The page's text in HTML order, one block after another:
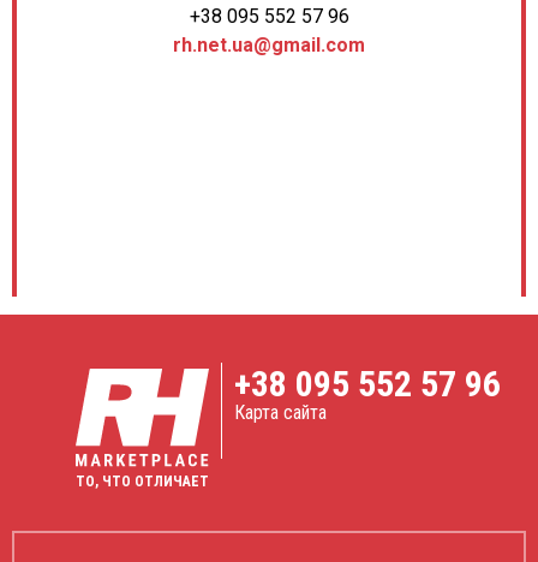
+38 095 552 57 96
rh.net.ua@gmail.com
ТО, ЧТО ОТЛИЧАЕТ
+38 095 552 57 96
Карта сайта